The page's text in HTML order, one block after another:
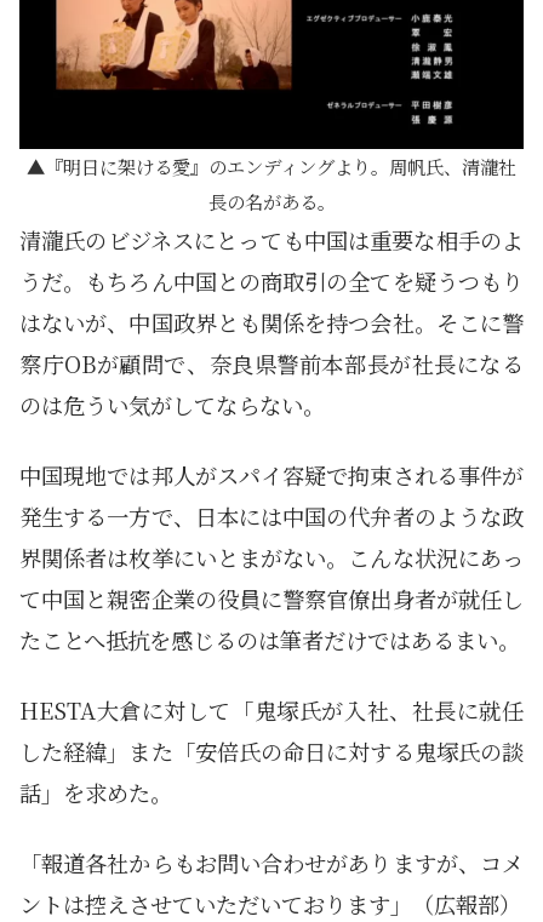
『明日に架ける愛』のエンディングより。周帆氏、清瀧社
長の名がある。
清瀧氏のビジネスにとっても中国は重要な相手のよ
うだ。もちろん中国との商取引の全てを疑うつもり
はないが、中国政界とも関係を持つ会社。そこに警
察庁OBが顧問で、奈良県警前本部長が社長になる
のは危うい気がしてならない。
中国現地では邦人がスパイ容疑で拘束される事件が
発生する一方で、日本には中国の代弁者のような政
界関係者は枚挙にいとまがない。こんな状況にあっ
て中国と親密企業の役員に警察官僚出身者が就任し
たことへ抵抗を感じるのは筆者だけではあるまい。
HESTA大倉に対して「鬼塚氏が入社、社長に就任
した経緯」また「安倍氏の命日に対する鬼塚氏の談
話」を求めた。
「報道各社からもお問い合わせがありますが、コメ
ントは控えさせていただいております」（広報部）